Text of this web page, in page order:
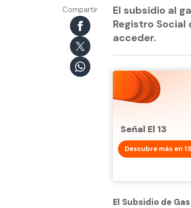
Compartir
El subsidio al
Registro
acceder.
Señal El 13
Descubre más en
El Subsidio de